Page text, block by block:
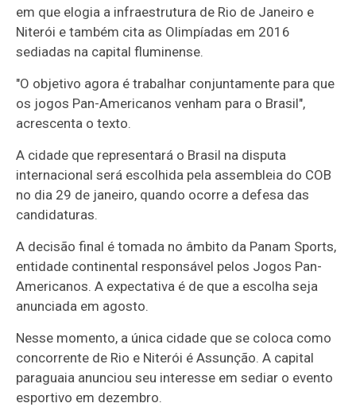
em que elogia a infraestrutura de Rio de Janeiro e
Niterói e também cita as Olimpíadas em 2016
sediadas na capital fluminense.
"O objetivo agora é trabalhar conjuntamente para que
os jogos Pan-Americanos venham para o Brasil",
acrescenta o texto.
A cidade que representará o Brasil na disputa
internacional será escolhida pela assembleia do COB
no dia 29 de janeiro, quando ocorre a defesa das
candidaturas.
A decisão final é tomada no âmbito da Panam Sports,
entidade continental responsável pelos Jogos Pan-
Americanos. A expectativa é de que a escolha seja
anunciada em agosto.
Nesse momento, a única cidade que se coloca como
concorrente de Rio e Niterói é Assunção. A capital
paraguaia anunciou seu interesse em sediar o evento
esportivo em dezembro.